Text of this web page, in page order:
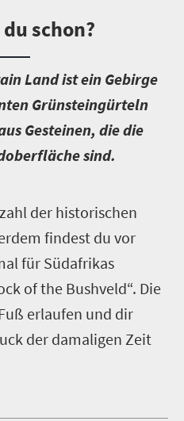
schon?
Land ist ein Gebirge
Grünsteingürteln
Gesteinen, die die
sind.
der historischen
findest du vor
für Südafrikas
of the Bushveld“. Die
erlaufen und dir
der damaligen Zeit